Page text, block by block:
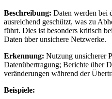
Beschreibung: Daten werden bei
ausreichend geschützt, was zu
führt. Dies ist besonders kritisch
Daten über unsichere Netzwerke.
Erkennung: Nutzung unsicherer
Datenübertragung; Berichte über
veränderungen während der
Beispiele: